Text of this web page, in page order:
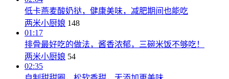
低卡燕麦酸奶挞，健康美味，减肥期间也能吃
两米小厨娘 148
01:17
排骨最好吃的做法，酱香浓郁，三碗米饭不够吃！
两米小厨娘 54
02:35